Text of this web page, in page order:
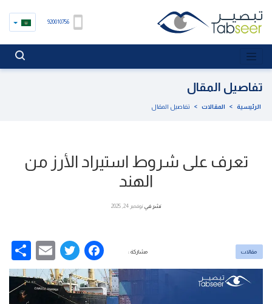
920010756
تفاصيل المقال
الرئيسية > المقالات > تفاصيل المقال
تعرف على شروط استيراد الأرز من
الهند
نشر فينوفمبر 24, 2025
مقالات مشاركة : Facebook
Twitter